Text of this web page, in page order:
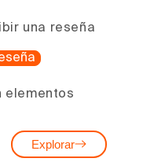
una reseña
elementos
Explorar